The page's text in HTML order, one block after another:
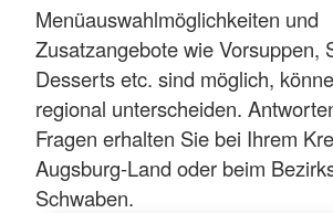
Menüauswahlmöglichkeiten und
Zusatzangebote wie Vorsuppen,
Desserts etc. sind möglich,
regional unterscheiden.
Fragen erhalten Sie bei Ihrem
Augsburg-Land oder beim
Schwaben.